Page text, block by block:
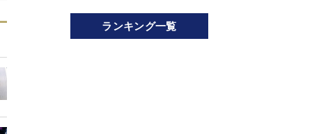
ランキング一覧